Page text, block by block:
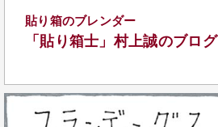
貼り箱のブレンダー
「貼り箱士」村上誠のブログ